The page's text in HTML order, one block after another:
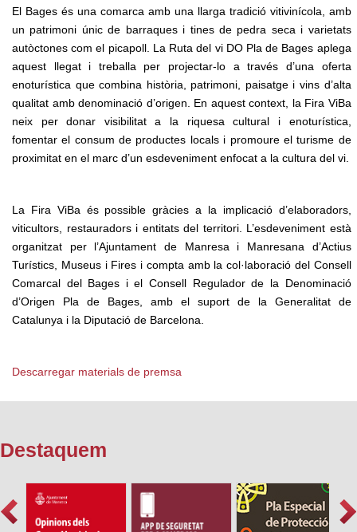
El Bages és una comarca amb una llarga tradició vitivinícola, amb
un patrimoni únic de barraques i tines de pedra seca i varietats
autòctones com el picapoll. La Ruta del vi DO Pla de Bages aplega
aquest llegat i treballa per projectar-lo a través d’una oferta
enoturística que combina història, patrimoni, paisatge i vins d’alta
qualitat amb denominació d’origen. En aquest context, la Fira ViBa
neix per donar visibilitat a la riquesa cultural i enoturística,
fomentar el consum de productes locals i promoure el turisme de
proximitat en el marc d’un esdeveniment enfocat a la cultura del vi.
La Fira ViBa és possible gràcies a la implicació d’elaboradors,
viticultors, restauradors i entitats del territori. L’esdeveniment està
organitzat per l’Ajuntament de Manresa i Manresana d’Actius
Turístics, Museus i Fires i compta amb la col·laboració del Consell
Comarcal del Bages i el Consell Regulador de la Denominació
d’Origen Pla de Bages, amb el suport de la Generalitat de
Catalunya i la Diputació de Barcelona.
Descarregar materials de premsa
Destaquem